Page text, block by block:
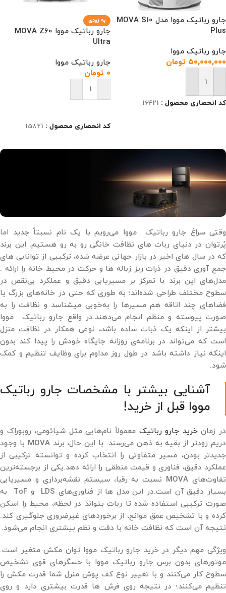
جارو رباتیک مووا مدل MOVA S10
Plus
جارو رباتیک مووا
۵۰,۰۰۰,۰۰۰ تومان
افزودن به سبد خرید
کد انحصاری محصول : 16421
به زودی
جارو رباتیک مووا MOVA Z60
Ultra
جارو رباتیک مووا
۰ تومان
کد انحصاری محصول : 15821
وقتی سراغ جارو رباتیک مووا می‌رویم با یک نام نسبتاً جدید اما
پُرتوان در دنیای ربات ‌های نظافت خانگی رو به ‌رو هستیم. این برند
که در سال ‌های اخیر در بازار جهانی عرضه شده، ترکیبی از توانایی ‌های
جمع ‌آوری دقیق در ذرات ریز زباله ها و حرکت در محیط خانه را ارائه .
مدل‌های این برند با تمرکز بر مسیریابی دقیق و عملکرد بی‌نقص در
سطوح مختلف طراحی شده‌اند؛ به ‌طوری که حتی در خانه‌های بزرگ یا
فضاهای چند اتاقه هم مسیرها را به‌خوبی میشناسد و نظافت را به
‌صورت پیوسته و منظم انجام می‌دهند.در واقع جارو رباتیک مووا
بیشتر از اینکه یک ذبات ساده باشد، نوعی همکار در نظافت منزل
است که می‌تواند در برنامه‌ی روزانه‌ جایگاه خودش را پیدا کند بدون
اینکه نیاز داشته باشد در طول روز مداوم برای وظایف تنظیم و کمک
شود.
آشنایی بیشتر با مشخصات جارو رباتیک
مووا قبل از خرید!
در زمانخرید جارو رباتیک معمولاً نام‌هایی مثل شیائومی، روبوراک و
دریم زودتر از بقیه به ذهن می‌رسند. با این حال، برند MOVA با وجود
جدیدتر بودن، مسیر متفاوتی را انتخاب کرده و توانسته ترکیبی از
عملکرد دقیق، فناوری و قیمت منطقی را ارائه دهد.یکی از برجسته‌ترین
تفاوت‌های MOVA نسبت به رقبا، سیستم نقشه‌برداری و مسیریابی
بسیار دقیق آن است.در این مدل ‌ها از فناوری‌های LDS و ToF به
‌صورت ترکیبی استفاده شده تا ربات بتواند در لحظه، محیط را اسکن
کرده و با تشخیص عمق موانع، از برخوردهای غیرضروری جلوگیری کند.
نتیجه آن است که نظافت خانه با دقت و نظم بیشتری انجام می‌شود.
ویژگی مهم دیگر در خرید جارو رباتیک مووا توان مکش متغیر است.
موتورهای بدون ‌برس جارو رباتیک مووا با حسگرهای قوی تشخیص
سطوح کار می‌کنند و با تغییر نوع کف پوش منرل شما قدرت مکش را
تنظیم می‌کنند؛ در نتیجه روی فرش ‌ها قدرت بیشتری دارد و روی